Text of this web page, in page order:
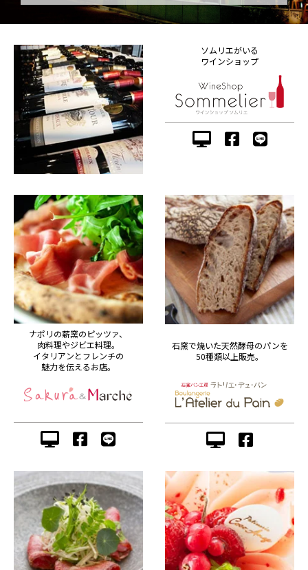
ソムリエがいる
ワインショップ
ナポリの薪窯のピッツァ、
肉料理やジビエ料理。
イタリアンとフレンチの
魅力を伝えるお店。
石窯で焼いた天然酵母のパンを
50種類以上販売。